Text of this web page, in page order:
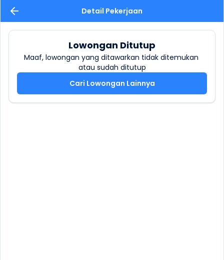
Detail Pekerjaan
Lowongan Ditutup
Maaf, lowongan yang ditawarkan tidak ditemukan
atau sudah ditutup
Cari Lowongan Lainnya